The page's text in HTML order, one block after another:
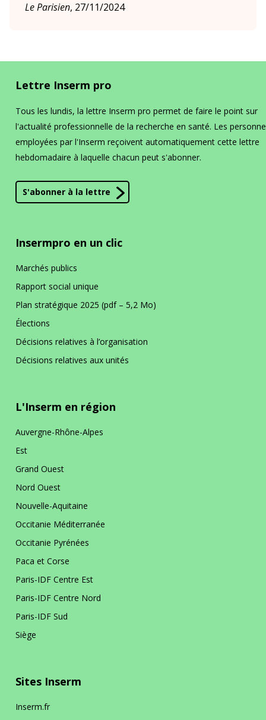
Le Parisien, 27/11/2024
Lettre Inserm pro
Tous les lundis, la lettre Inserm pro permet de faire le point sur
l'actualité professionnelle de la recherche en santé. Les
employées par l'Inserm reçoivent automatiquement cette lettre
hebdomadaire à laquelle chacun peut s'abonner.
S'abonner à la lettre
Insermpro en un clic
Marchés publics
Rapport social unique
Plan stratégique 2025 (pdf – 5,2 Mo)
Élections
Décisions relatives à l’organisation
Décisions relatives aux unités
L'Inserm en région
Auvergne-Rhône-Alpes
Est
Grand Ouest
Nord Ouest
Nouvelle-Aquitaine
Occitanie Méditerranée
Occitanie Pyrénées
Paca et Corse
Paris-IDF Centre Est
Paris-IDF Centre Nord
Paris-IDF Sud
Siège
Sites Inserm
Inserm.fr